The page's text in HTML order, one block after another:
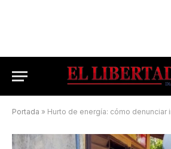
Portada » Hurto de energía: cómo denunciar